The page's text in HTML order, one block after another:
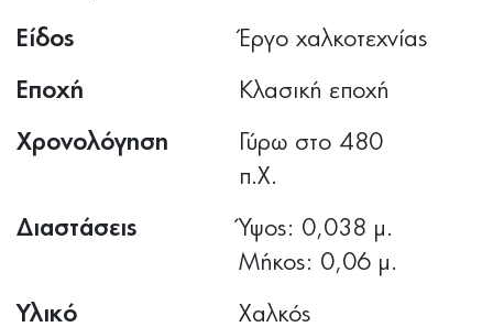
Είδος Έργο χαλκοτεχνίας
Εποχή Κλασική εποχή
Χρονολόγηση
Γύρω στο 480
π.Χ.
Διαστάσεις
Ύψος: 0,038 μ.
Μήκος: 0,06 μ.
Υλικό Χαλκός